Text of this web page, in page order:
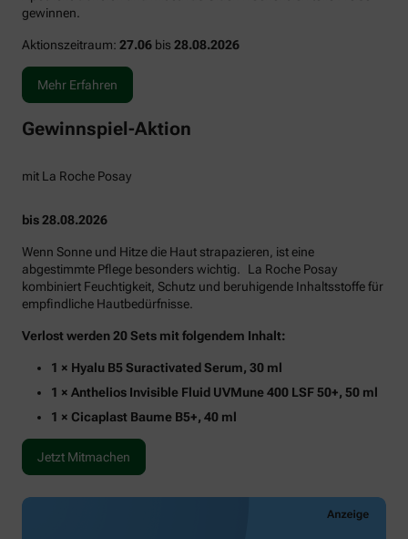
gewinnen.
Aktionszeitraum: 27.06 bis 28.08.2026
Mehr Erfahren
Gewinnspiel-Aktion
mit La Roche Posay
bis 28.08.2026
Wenn Sonne und Hitze die Haut strapazieren, ist eine
abgestimmte Pflege besonders wichtig. La Roche Posay
kombiniert Feuchtigkeit, Schutz und beruhigende Inhaltsstoffe für
empfindliche Hautbedürfnisse.
Verlost werden 20 Sets mit folgendem Inhalt:
1 × Hyalu B5 Suractivated Serum, 30 ml
1 × Anthelios Invisible Fluid UVMune 400 LSF 50+, 50 ml
1 × Cicaplast Baume B5+, 40 ml
Jetzt Mitmachen